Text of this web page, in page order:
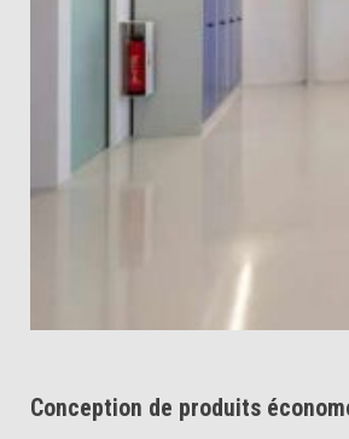
Conception de produits